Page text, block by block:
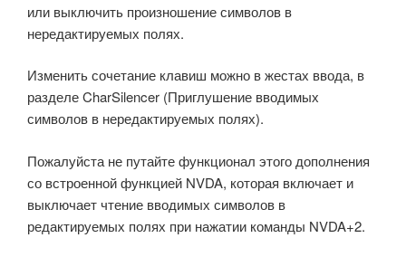
или выключить произношение символов в
нередактируемых полях.
Изменить сочетание клавиш можно в жестах ввода, в
разделе CharSilencer (Приглушение вводимых
символов в нередактируемых полях).
Пожалуйста не путайте функционал этого дополнения
со встроенной функцией NVDA, которая включает и
выключает чтение вводимых символов в
редактируемых полях при нажатии команды NVDA+2.